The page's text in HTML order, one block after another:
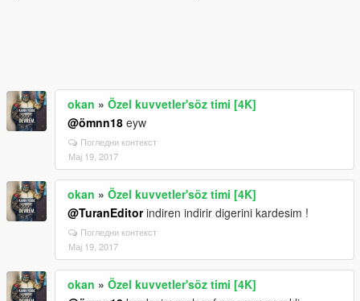
okan » Özel kuvvetler'söz timi [4K]
@ömnn18 eyw
Погледни контекст
Мај 19, 2017
okan » Özel kuvvetler'söz timi [4K]
@TuranEditorindiren indirir digerini kardesim !
Погледни контекст
Мај 19, 2017
okan » Özel kuvvetler'söz timi [4K]